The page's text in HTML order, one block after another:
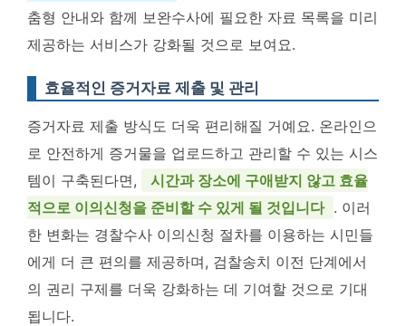
춤형 안내와 함께 보완수사에 필요한 자료 목록을 미리
제공하는 서비스가 강화될 것으로 보여요.
효율적인 증거자료 제출 및 관리
증거자료 제출 방식도 더욱 편리해질 거예요. 온라인으
로 안전하게 증거물을 업로드하고 관리할 수 있는 시스
템이 구축된다면,
시간과 장소에 구애받지 않고 효율
적으로 이의신청을 준비할 수 있게 될 것입니다 . 이러
한 변화는 경찰수사 이의신청 절차를 이용하는 시민들
에게 더 큰 편의를 제공하며, 검찰송치 이전 단계에서
의 권리 구제를 더욱 강화하는 데 기여할 것으로 기대
됩니다.